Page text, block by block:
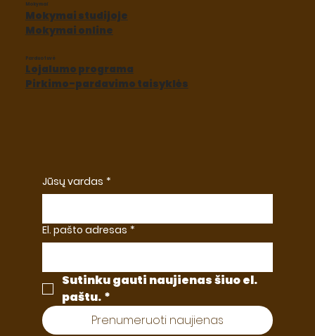
Parduotuvė
Lojalumo programa
Pirkimo-pardavimo taisyklės
Mokymai
Mokymai studijoje
Mokymai online
Jūsų vardas *
El. pašto adresas *
Sutinku gauti naujienas šiuo el.
paštu. *
Prenumeruoti naujienas